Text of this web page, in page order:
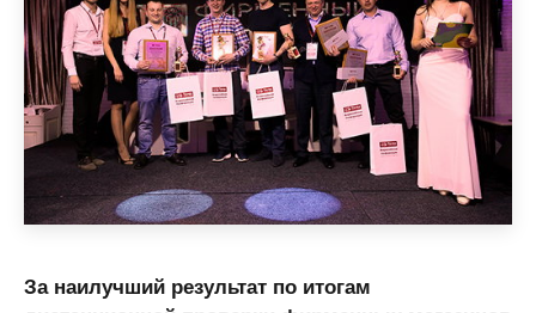
За наилучший результат по итогам